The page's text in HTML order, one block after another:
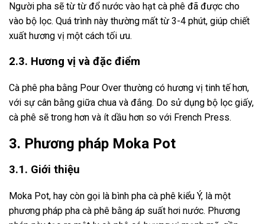
Người pha sẽ từ từ đổ nước vào hạt cà phê đã được cho
vào bộ lọc. Quá trình này thường mất từ 3-4 phút, giúp chiết
xuất hương vị một cách tối ưu.
2.3. Hương vị và đặc điểm
Cà phê pha bằng Pour Over thường có hương vị tinh tế hơn,
với sự cân bằng giữa chua và đắng. Do sử dụng bộ lọc giấy,
cà phê sẽ trong hơn và ít dầu hơn so với French Press.
3. Phương pháp Moka Pot
3.1. Giới thiệu
Moka Pot, hay còn gọi là bình pha cà phê kiểu Ý, là một
phương pháp pha cà phê bằng áp suất hơi nước. Phương